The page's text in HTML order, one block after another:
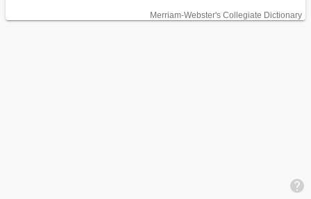
Merriam-Webster's Collegiate Dictionary